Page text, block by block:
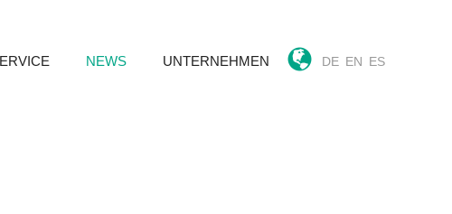
NEWS UNTERNEHMEN DE EN ES